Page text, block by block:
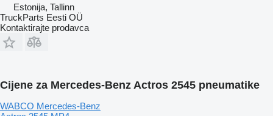
Estonija, Tallinn
TruckParts Eesti OÜ
Kontaktirajte prodavca
Cijene za Mercedes-Benz Actros 2545 pneumatikе
WABCO Mercedes-Benz